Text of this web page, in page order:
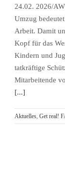
24.02. 2026/
Umzug
Arbeit. Damit
Kopf für das
Kindern und
tatkräftige
Mitarbeitende
[...]
Aktuelles, Get real!